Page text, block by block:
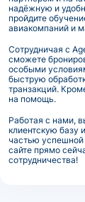
надёжную и
пройдите
авиакомпаний и
Сотрудничая с
сможете
особыми
быструю
транзакций.
на помощь.
Работая с нами,
клиентскую базу
частью
сайте прямо
сотрудничества!